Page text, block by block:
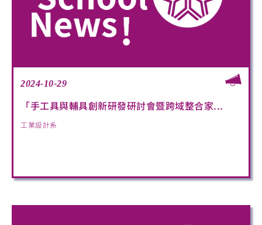
2024-10-29
「手工具與輔具創新研發研討會暨跨域整合家...
工業設計系